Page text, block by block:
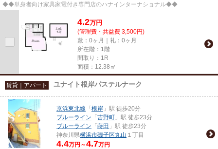
◆◆単身者向け家具家電付き専門店のハナインターナショナル◆◆
4.2万円
(管理費・共益費 3,500円)
敷：0ヶ月｜礼：0ヶ月
所在階：1階
間取り：1R
面積：12.38㎡
賃貸｜アパート ユナイト根岸パステルナーク
京浜東北線 「 根岸 」駅 徒歩20分
ブルーライン 「 吉野町 」駅 徒歩23分
ブルーライン 「 蒔田 」駅 徒歩23分
神奈川県横浜市磯子区丸山 １丁目
4.4万円～4.7万円